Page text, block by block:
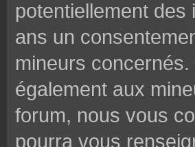
potentiellement
ans un
mineurs
également aux
forum, nous vous
pourra vous